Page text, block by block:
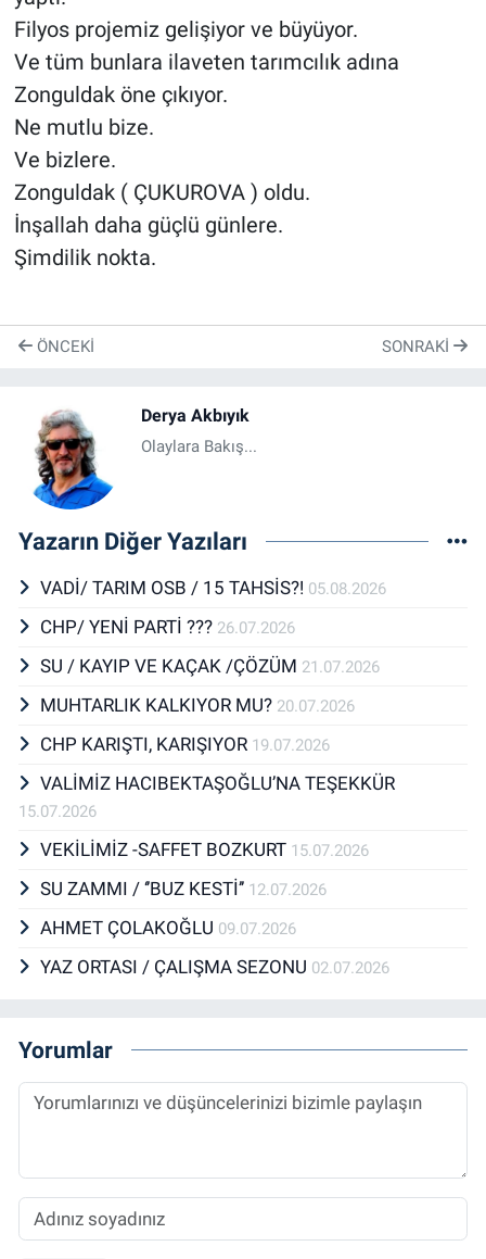
Filyos projemiz gelişiyor ve büyüyor.
Ve tüm bunlara ilaveten tarımcılık adına
Zonguldak öne çıkıyor.
Ne mutlu bize.
Ve bizlere.
Zonguldak ( ÇUKUROVA ) oldu.
İnşallah daha güçlü günlere.
Şimdilik nokta.
ÖNCEKI SONRAKI
Derya Akbıyık
Olaylara Bakış...
Yazarın Diğer Yazıları
VADİ/ TARIM OSB / 15 TAHSİS?! 05.08.2026
CHP/ YENİ PARTİ ??? 26.07.2026
SU / KAYIP VE KAÇAK /ÇÖZÜM 21.07.2026
MUHTARLIK KALKIYOR MU? 20.07.2026
CHP KARIŞTI, KARIŞIYOR 19.07.2026
VALİMİZ HACIBEKTAŞOĞLU’NA TEŞEKKÜR
15.07.2026
VEKİLİMİZ -SAFFET BOZKURT 15.07.2026
SU ZAMMI / ‘’BUZ KESTİ’’ 12.07.2026
AHMET ÇOLAKOĞLU 09.07.2026
YAZ ORTASI / ÇALIŞMA SEZONU 02.07.2026
Yorumlar